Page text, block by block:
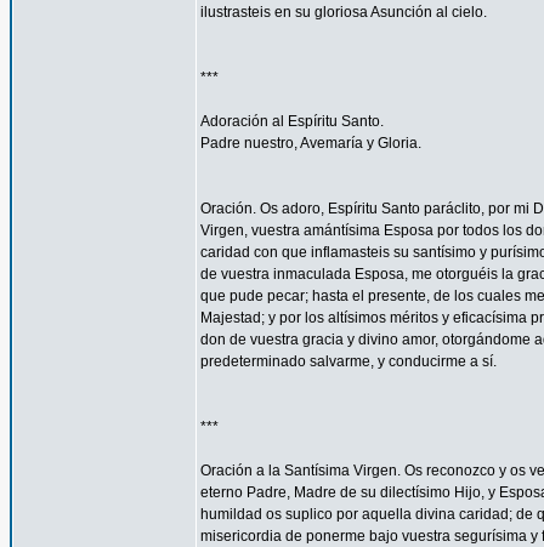
ilustrasteis en su gloriosa Asunción al cielo.
***
Adoración al Espíritu Santo.
Padre nuestro, Avemaría y Gloria.
Oración. Os adoro, Espíritu Santo paráclito, por mi
Virgen, vuestra amántísima Esposa por todos los
caridad con que inflamasteis su santísimo y
de vuestra inmaculada Esposa, me otorguéis la
que pude pecar; hasta el presente, de los cuales
Majestad; y por los altísimos méritos y eficacísima
don de vuestra gracia y divino amor, otorgándome
predeterminado salvarme, y conducirme a sí.
***
Oración a la Santísima Virgen. Os reconozco y os
eterno Padre, Madre de su dilectísimo Hijo, y
humildad os suplico por aquella divina caridad; de
misericordia de ponerme bajo vuestra segurísima